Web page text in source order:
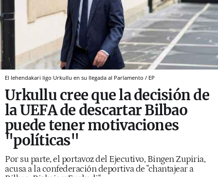
El lehendakari Iigo Urkullu en su llegada al Parlamento / EP
Urkullu cree que la decisión de
la UEFA de descartar Bilbao
puede tener motivaciones
"políticas"
Por su parte, el portavoz del Ejecutivo, Bingen Zupiria,
acusa a la confederación deportiva de "chantajear a